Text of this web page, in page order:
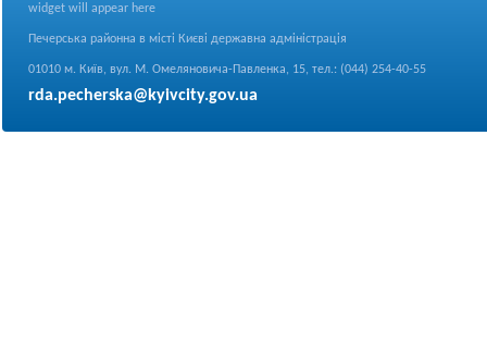
widget will appear here
Печерська районна в місті Києві державна адміністрація
01010 м. Київ, вул. М. Омеляновича-Павленка, 15, тел.: (044) 254-40-55
rda.pecherska@kyivcity.gov.ua